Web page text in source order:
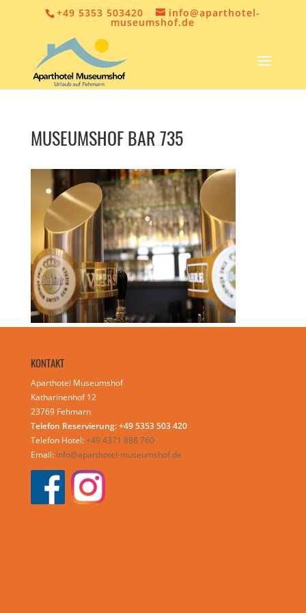
+49 5353 503420 info@aparthotel-
museumshof.de
MUSEUMSHOF BAR 735
KONTAKT
Aparthotel Museumshof
Katharinenhof 12
23769 Fehmarn
Telefon Reservierung:+49 5353 503 420
Telefon Hotel:+49 4371 888 760
Email: info@aparthotel-museumshof.de